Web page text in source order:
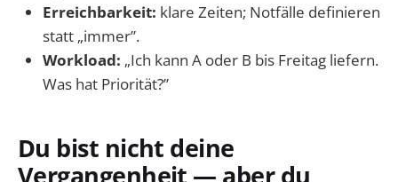
Erreichbarkeit: klare Zeiten; Notfälle definieren
statt „immer”.
Workload: „Ich kann A oder B bis Freitag liefern.
Was hat Priorität?”
Du bist nicht deine